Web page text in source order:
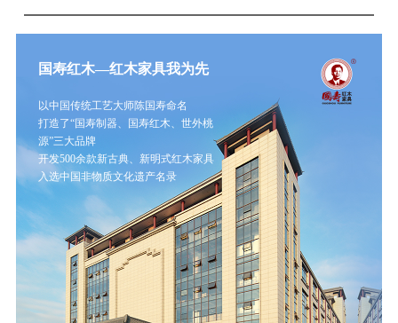
国寿红木—红木家具我为先
以中国传统工艺大师陈国寿命名
打造了“国寿制器、国寿红木、世外桃
源”三大品牌
开发500余款新古典、新明式红木家具
入选中国非物质文化遗产名录